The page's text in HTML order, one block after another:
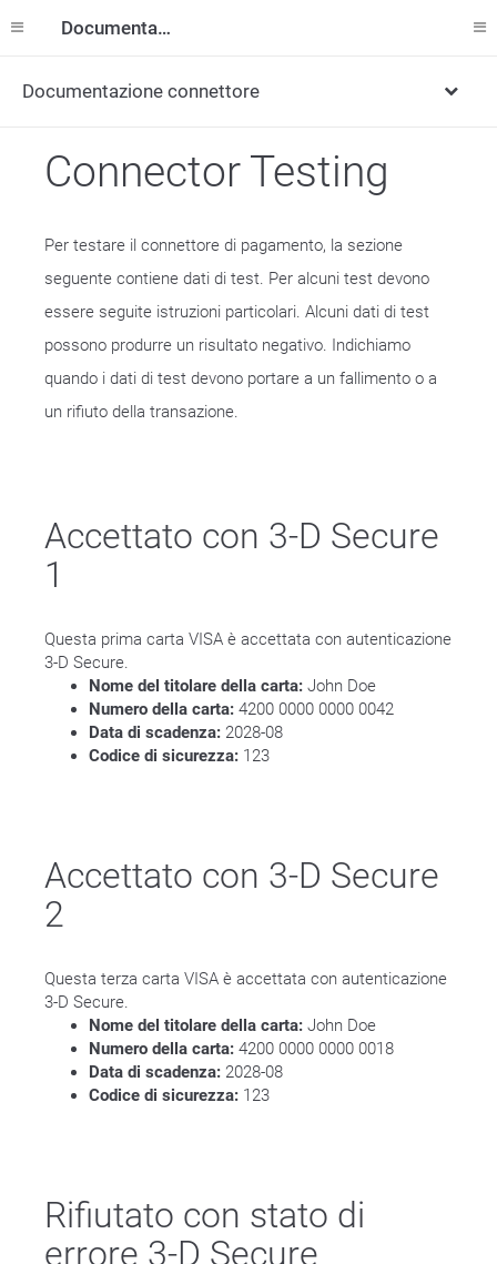
Documentazione
Documentazione connettore
Connector Testing
Per testare il connettore di pagamento, la sezione
seguente contiene dati di test. Per alcuni test devono
essere seguite istruzioni particolari. Alcuni dati di test
possono produrre un risultato negativo. Indichiamo
quando i dati di test devono portare a un fallimento o a
un rifiuto della transazione.
Accettato con 3-D Secure
1
Questa prima carta VISA è accettata con autenticazione
3-D Secure.
Nome del titolare della carta: John Doe
Numero della carta: 4200 0000 0000 0042
Data di scadenza: 2028-08
Codice di sicurezza: 123
Accettato con 3-D Secure
2
Questa terza carta VISA è accettata con autenticazione
3-D Secure.
Nome del titolare della carta: John Doe
Numero della carta: 4200 0000 0000 0018
Data di scadenza: 2028-08
Codice di sicurezza: 123
Rifiutato con stato di
errore 3-D Secure